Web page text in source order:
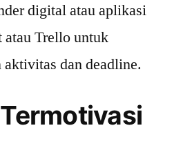
digital atau aplikasi
atau Trello untuk
aktivitas dan deadline.